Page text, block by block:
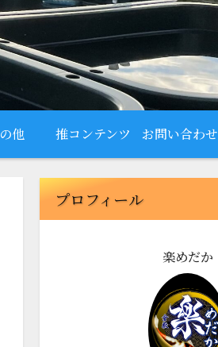
他 推コンテンツ お問い合わせ
プロフィール
楽めだか